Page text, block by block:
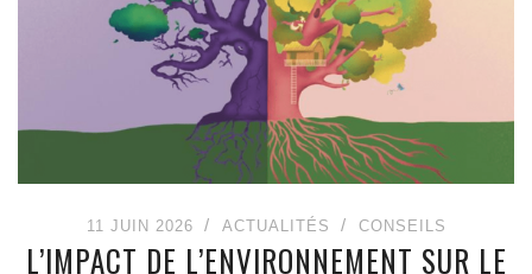
11 JUIN 2026 ACTUALITÉS CONSEILS
L’IMPACT DE L’ENVIRONNEMENT SUR LE